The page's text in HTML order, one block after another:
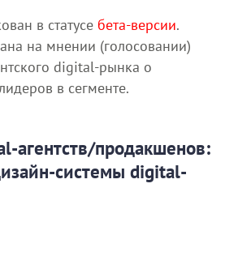
в статусе бета-версии.
на мнении (голосовании)
digital-рынка о
в сегменте.
агентств/продакшенов:
системы digital-